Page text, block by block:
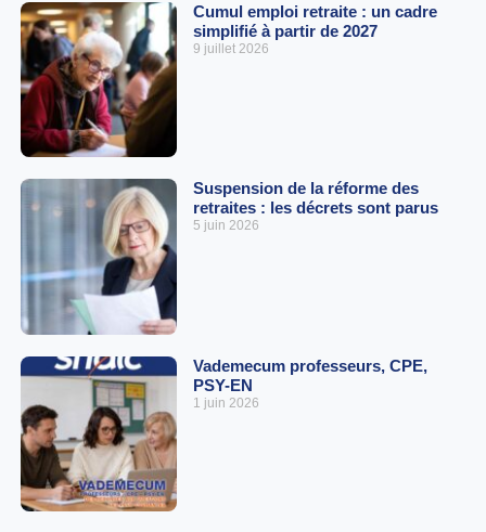
Cumul emploi retraite : un cadre
simplifié à partir de 2027
9 juillet 2026
Suspension de la réforme des
retraites : les décrets sont parus
5 juin 2026
Vademecum professeurs, CPE,
PSY-EN
1 juin 2026